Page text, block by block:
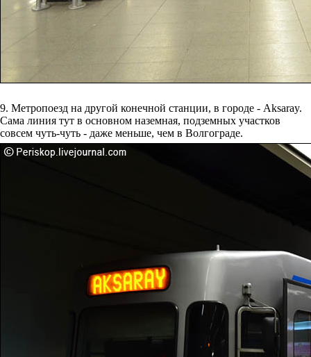
9. Метропоезд на другой конечной станции, в городе - Aksaray.
Сама линия тут в основном наземная, подземных участков
совсем чуть-чуть - даже меньше, чем в Волгограде.